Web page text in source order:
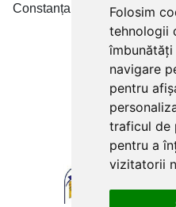
Folosim
tehnologii
navigare
pentru
traficul de
pentru a
vizitatorii
Constanța • Craiova
Plăți cu